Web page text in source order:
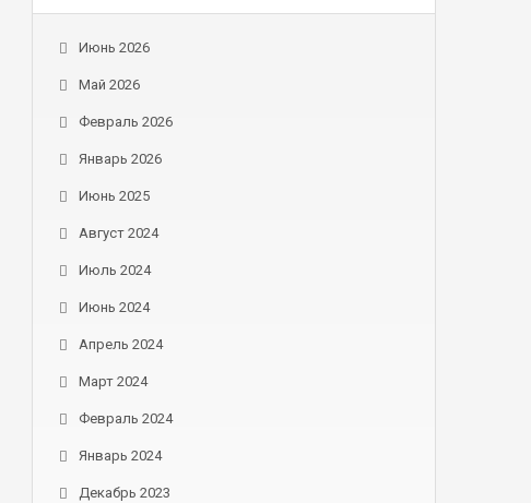
Июнь 2026
Май 2026
Февраль 2026
Январь 2026
Июнь 2025
Август 2024
Июль 2024
Июнь 2024
Апрель 2024
Март 2024
Февраль 2024
Январь 2024
Декабрь 2023